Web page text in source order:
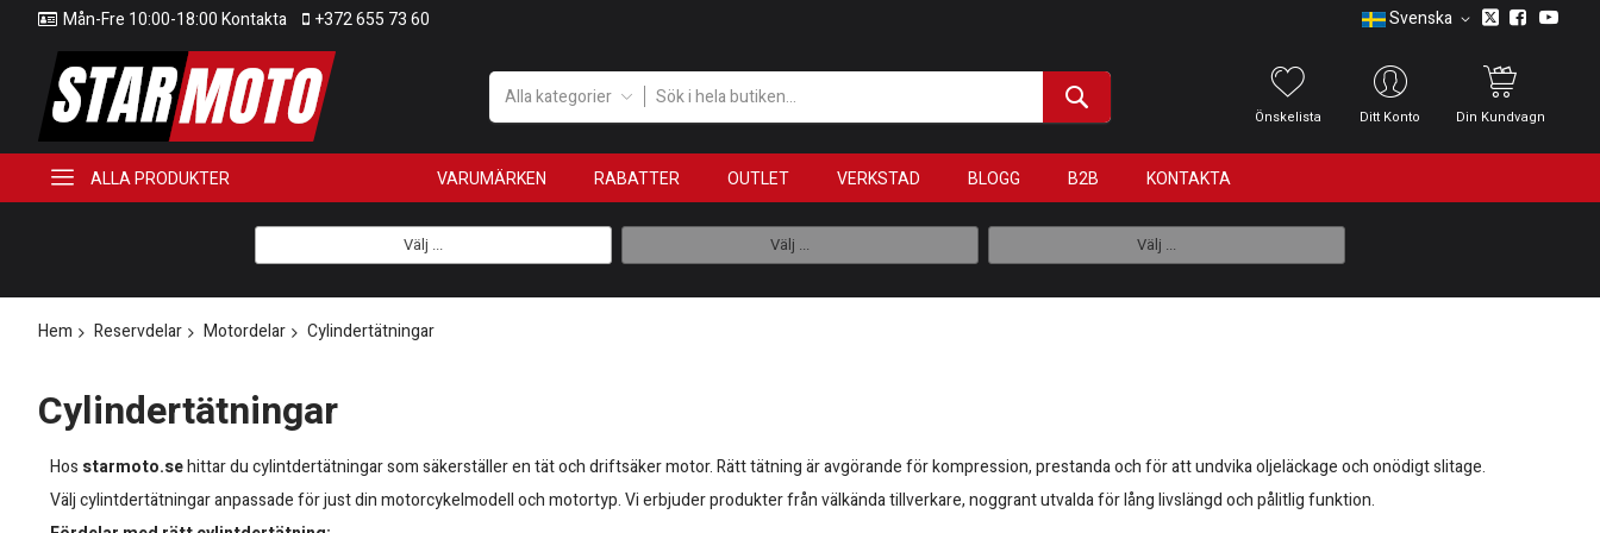
Mån-Fre 10:00-18:00 Kontakta +372 655 73 60 Svenska
Alla kategorier
Önskelista Ditt Konto Din Kundvagn
ALLA PRODUKTER VARUMÄRKEN RABATTER OUTLET VERKSTAD BLOGG B2B KONTAKTA
Välj ... Välj ... Välj ...
Hem Reservdelar Motordelar Cylindertätningar
Cylindertätningar
Hos starmoto.sehittar du cylintdertätningar som säkerställer en tät och driftsäker motor. Rätt tätning är avgörande för kompression, prestanda och för att undvika oljeläckage och onödigt slitage.
Välj cylintdertätningar anpassade för just din motorcykelmodell och motortyp. Vi erbjuder produkter från välkända tillverkare, noggrant utvalda för lång livslängd och pålitlig funktion.